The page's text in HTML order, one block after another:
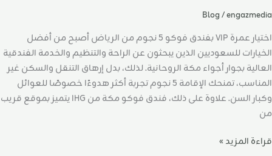
Blog/engazmedia
اختيار عمرة VIP بفندق فوكو 5 نجوم من الرياض أصبح من أفضل
الخيارات للسعوديين الذين يبحثون عن الراحة والتنظيم والخدمة الفندقية
العالية بجوار أجواء مكة الروحانية. لذلك، بدل إرهاق التنقل والسكن غير
المناسب، تمنحك الإقامة 5 نجوم تجربة أكثر هدوءًا خصوصًا للعوائل
وكبار السن. علاوة على ذلك، فندق فوكو مكة من IHG يتميز بموقع قريب
من
قراءة المزيد »